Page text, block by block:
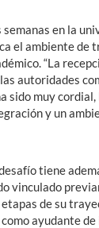
en la
el ambiente de
“La
autoridades
sido muy cordial,
y un
tiene
vinculado
de su
ayudante